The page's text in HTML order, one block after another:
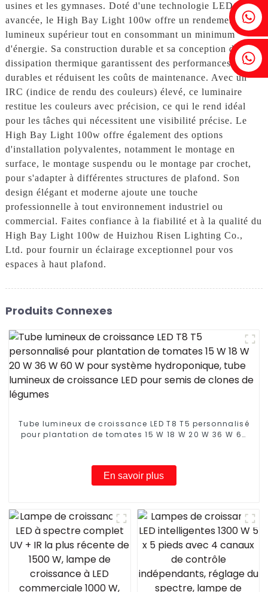
Lierre : +86 18607522355
Tobin : +86 18818667168
usines et les gymnases. Doté d'une technologie LED
avancée, le High Bay Light 100w offre un rendement
lumineux supérieur tout en consommant un minimum
d'énergie. Sa construction durable et sa conception de
dissipation thermique garantissent des performances
durables et réduisent les coûts de maintenance. Avec un
IRC (indice de rendu des couleurs) élevé, ce luminaire
restitue les couleurs avec précision, ce qui le rend idéal
pour les tâches qui nécessitent une visibilité précise. Le
High Bay Light 100w offre également des options
d'installation polyvalentes, notamment le montage en
surface, le montage suspendu ou le montage par crochet,
pour s'adapter à différentes structures de plafond. Son
design élégant et moderne ajoute une touche
professionnelle à tout environnement industriel ou
commercial. Faites confiance à la fiabilité et à la qualité du
High Bay Light 100w de Huizhou Risen Lighting Co.,
Ltd. pour fournir un éclairage exceptionnel pour vos
espaces à haut plafond.
Produits Connexes
Tube lumineux de croissance LED T8 T5 personnalisé
pour plantation de tomates 15 W 18 W 20 W 36 W 60
En savoir plus